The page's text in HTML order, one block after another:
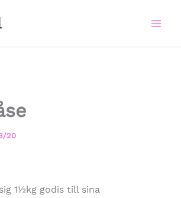
20
1½kg godis till sina